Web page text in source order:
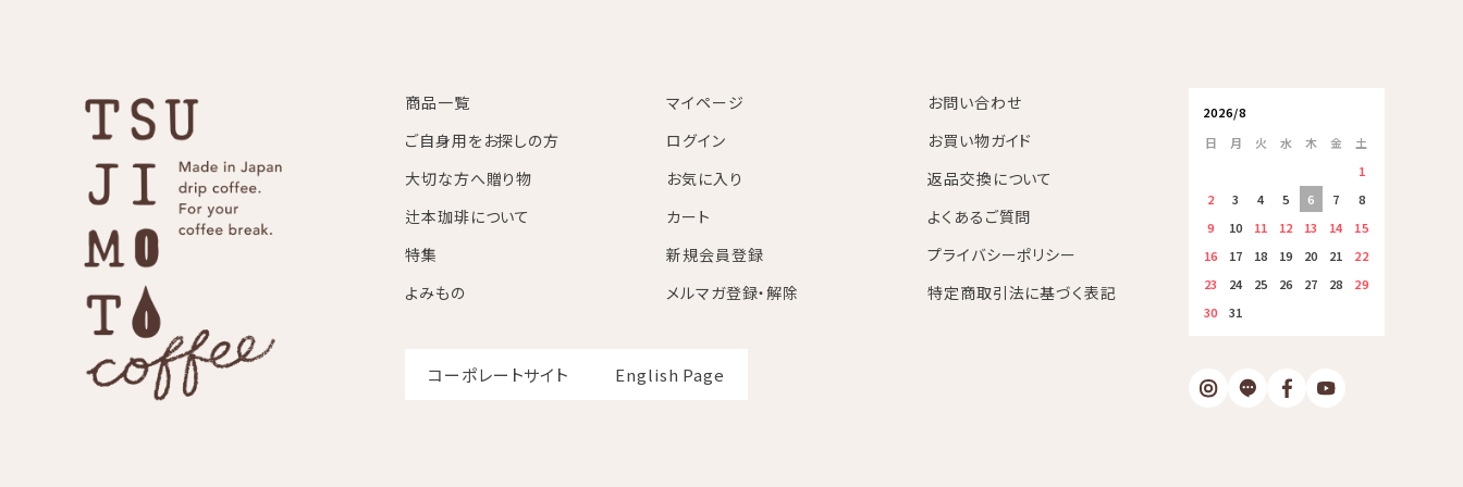
商品一覧
ご自身用をお探しの方
大切な方へ贈り物
辻本珈琲について
特集
よみもの
マイページ
ログイン
お気に入り
カート
新規会員登録
メルマガ登録・解除
お問い合わせ
お買い物ガイド
返品交換について
よくあるご質問
プライバシーポリシー
特定商取引法に基づく表記
コーポレートサイト English Page
2026/8
日
月 火 水 木 金
土
1
2
3 4 5 6 7
8
9
10 11 12 13 14
15
16
17 18 19 20 21
22
23
24 25 26 27 28
29
30
31